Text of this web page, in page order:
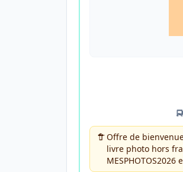
Offre de
livre photo hors